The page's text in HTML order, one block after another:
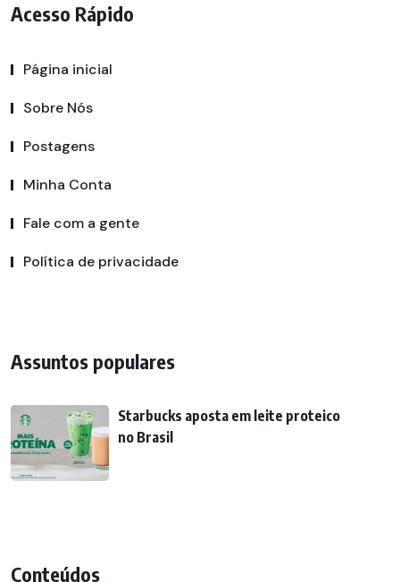
Acesso Rápido
Página inicial
Sobre Nós
Postagens
Minha Conta
Fale com a gente
Política de privacidade
Assuntos populares
Starbucks aposta em leite proteico
no Brasil
Conteúdos